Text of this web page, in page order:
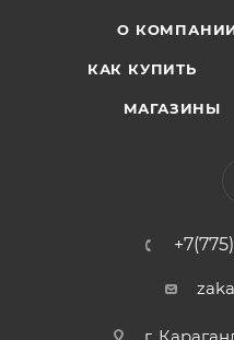
О
КАК КУПИТЬ
МАГАЗИНЫ